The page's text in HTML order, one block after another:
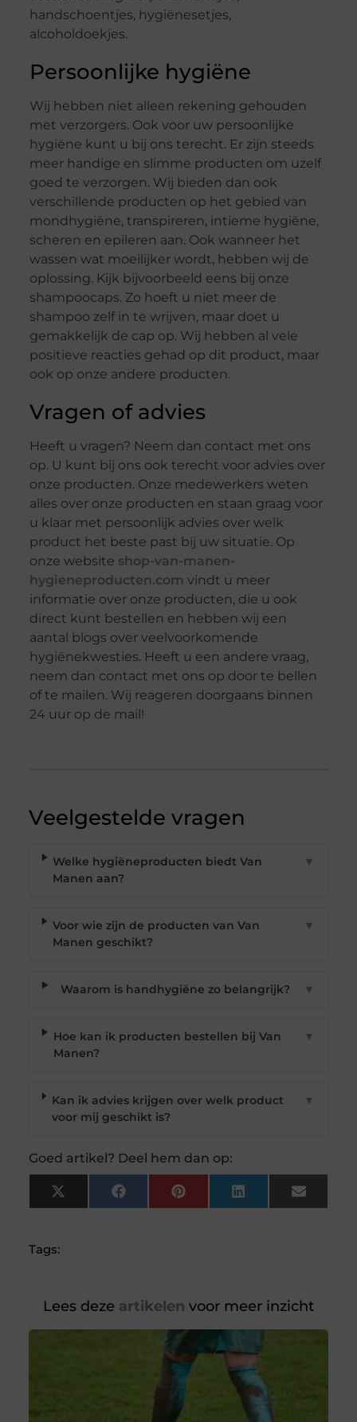
handschoentjes, hygiënesetjes,
alcoholdoekjes.
Persoonlijke hygiëne
Wij hebben niet alleen rekening gehouden
met verzorgers. Ook voor uw persoonlijke
hygiëne kunt u bij ons terecht. Er zijn steeds
meer handige en slimme producten om uzelf
goed te verzorgen. Wij bieden dan ook
verschillende producten op het gebied van
mondhygiëne, transpireren, intieme hygiëne,
scheren en epileren aan. Ook wanneer het
wassen wat moeilijker wordt, hebben wij de
oplossing. Kijk bijvoorbeeld eens bij onze
shampoocaps. Zo hoeft u niet meer de
shampoo zelf in te wrijven, maar doet u
gemakkelijk de cap op. Wij hebben al vele
positieve reacties gehad op dit product, maar
ook op onze andere producten.
Vragen of advies
Heeft u vragen? Neem dan contact met ons
op. U kunt bij ons ook terecht voor advies over
onze producten. Onze medewerkers weten
alles over onze producten en staan graag voor
u klaar met persoonlijk advies over welk
product het beste past bij uw situatie. Op
onze website shop-van-manen-
hygieneproducten.com vindt u meer
informatie over onze producten, die u ook
direct kunt bestellen en hebben wij een
aantal blogs over veelvoorkomende
hygiënekwesties. Heeft u een andere vraag,
neem dan contact met ons op door te bellen
of te mailen. Wij reageren doorgaans binnen
24 uur op de mail!
Veelgestelde vragen
Welke hygiëneproducten biedt Van
Manen aan?
▼
Voor wie zijn de producten van Van
Manen geschikt?
▼
Waarom is handhygiëne zo belangrijk? ▼
Hoe kan ik producten bestellen bij Van
Manen?
▼
Kan ik advies krijgen over welk product
voor mij geschikt is?
▼
Goed artikel? Deel hem dan op:
X
(Twitter)
FacebookPinterest LinkedIn Email
Tags:
Lees deze artikelen voor meer inzicht